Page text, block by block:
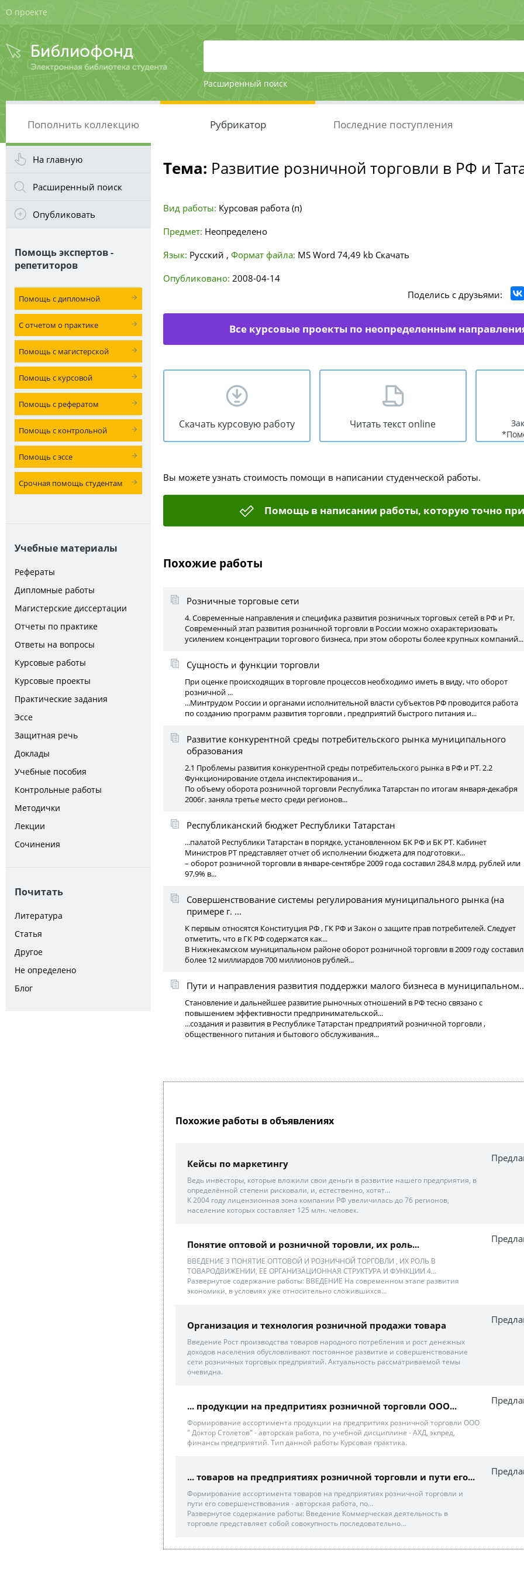
О проекте
Расширенный поиск
Пополнить коллекцию Рубрикатор Последние поступления
На главную
Расширенный поиск
Опубликовать
Помощь экспертов -
репетиторов
Помощь с дипломной
С отчетом о практике
Помощь с магистерской
Помощь с курсовой
Помощь с рефератом
Помощь с контрольной
Помощь с эссе
Срочная помощь студентам
Учебные материалы
Рефераты
Дипломные работы
Магистерские диссертации
Отчеты по практике
Ответы на вопросы
Курсовые работы
Курсовые проекты
Практические задания
Эссе
Защитная речь
Доклады
Учебные пособия
Контрольные работы
Методички
Лекции
Сочинения
Почитать
Литература
Статья
Другое
Не определено
Блог
Тема: Развитие розничной торговли в РФ и
Вид работы: Курсовая работа (п)
Предмет: Неопределено
Язык: Русский , Формат файла: MS Word 74,49 kb Скачать
Опубликовано: 2008-04-14
Поделись с друзьями:
Все курсовые проекты по неопределенным
Скачать курсовую работу Читать текст online
Вы можете узнать стоимость помощи в написании студенческой работы.
Помощь в написании работы, которую точно
Похожие работы
Розничные торговые сети
4. Современные направления и специфика развития розничных торговых сетей в РФ и Рт.
Современный этап развития розничной торговли в России можно охарактеризовать
усилением концентрации торгового бизнеса, при этом обороты более крупных компаний...
Сущность и функции торговли
При оценке происходящих в торговле процессов необходимо иметь в виду, что оборот
розничной ...
...Минтрудом России и органами исполнительной власти субъектов РФ проводится работа
по созданию программ развития торговли , предприятий быстрого питания и...
Развитие конкурентной среды потребительского рынка муниципального
образования
2.1 Проблемы развития конкурентной среды потребительского рынка в РФ и РТ. 2.2
Функционирование отдела инспектирования и...
По объему оборота розничной торговли Республика Татарстан по итогам января-декабря
2006г. заняла третье место среди регионов...
Республиканский бюджет Республики Татарстан
...палатой Республики Татарстан в порядке, установленном БК РФ и БК РТ. Кабинет
Министров РТ представляет отчет об исполнении бюджета для подготовки...
– оборот розничной торговли в январе-сентябре 2009 года составил 284,8 млрд. рублей или
97,9% в...
Совершенствование системы регулирования муниципального рынка (на
примере г. ...
К первым относятся Конституция РФ , ГК РФ и Закон о защите прав потребителей. Следует
отметить, что в ГК РФ содержатся как...
В Нижнекамском муниципальном районе оборот розничной торговли в 2009 году составил
более 12 миллиардов 700 миллионов рублей...
Пути и направления развития поддержки малого бизнеса в
Становление и дальнейшее развитие рыночных отношений в РФ тесно связано с
повышением эффективности предпринимательской...
...создания и развития в Республике Татарстан предприятий розничной торговли ,
общественного питания и бытового обслуживания...
Похожие работы в объявлениях
Кейсы по маркетингу
Ведь инвесторы, которые вложили свои деньги в развитие нашего предприятия, в
определённой степени рисковали, и, естественно, хотят...
К 2004 году лицензионная зона компании РФ увеличилась до 76 регионов,
население которых составляет 125 млн. человек.
Понятие оптовой и розничной торовли, их роль...
ВВЕДЕНИЕ 3 ПОНЯТИЕ ОПТОВОЙ И РОЗНИЧНОЙ ТОРГОВЛИ , ИХ РОЛЬ В
ТОВАРОДВИЖЕНИИ, ЕЕ ОРГАНИЗАЦИОННАЯ СТРУКТУРА И ФУНКЦИИ 4...
Развернутое содержание работы: ВВЕДЕНИЕ На современном этапе развития
экономики, в условиях уже относительно сложившихся...
Организация и технология розничной продажи товара
Введение Рост производства товаров народного потребления и рост денежных
доходов населения обусловливают постоянное развитие и совершенствование
сети розничных торговых предприятий. Актуальность рассматриваемой темы
очевидна.
... продукции на предпритиях розничной торговли ООО...
Формирование ассортимента продукции на предпритиях розничной торговли ООО
" Доктор Столетов" - авторская работа, по учебной дисциплине - АХД, экпред,
финансы предприятий. Тип данной работы Курсовая практика.
... товаров на предприятиях розничной торговли и пути его...
Формирование ассортимента товаров на предприятиях розничной торговли и
пути его совершенствования - авторская работа, по...
Развернутое содержание работы: Введение Коммерческая деятельность в
торговле представляет собой совокупность последовательно...